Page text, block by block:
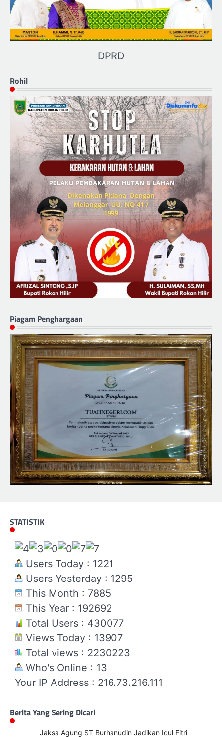
DPRD
Rohil
Piagam Penghargaan
STATISTIK
Users Today : 1221
Users Yesterday : 1295
This Month : 7885
This Year : 192692
Total Users : 430077
Views Today : 13907
Total views : 2230223
Who's Online : 13
Your IP Address : 216.73.216.111
Berita Yang Sering Dicari
Jaksa Agung ST Burhanudin Jadikan Idul Fitri